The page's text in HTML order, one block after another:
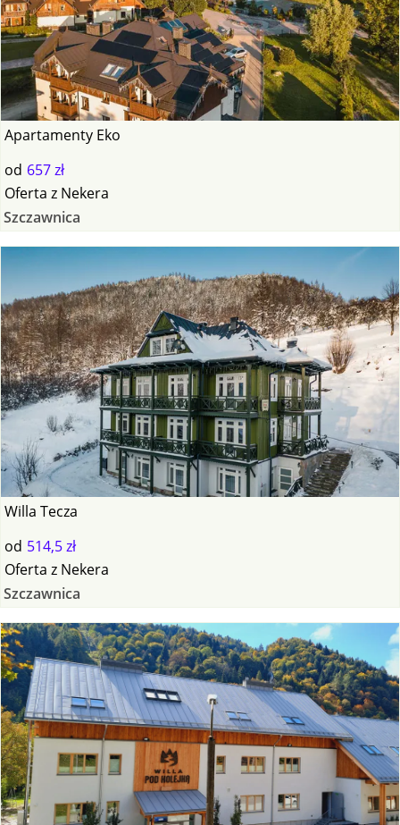
Apartamenty Eko
od 657 zł
Oferta z Nekera
Szczawnica
Willa Tecza
od 514,5 zł
Oferta z Nekera
Szczawnica